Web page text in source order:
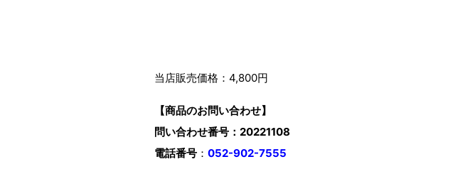
当店販売価格：4,800円
【商品のお問い合わせ】
問い合わせ番号：20221108
電話番号 ： 052-902-7555